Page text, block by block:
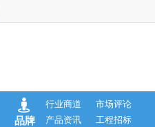
品牌
行业商道
市场评论
产品资讯
工程招标